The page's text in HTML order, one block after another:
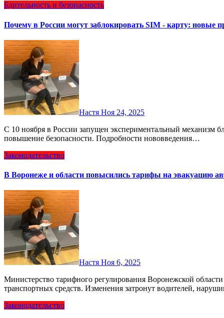
Бдительность и безопасность
Почему в России могут заблокировать SIM ‑ карту: новые
Настя Ноя 24, 2025
С 10 ноября в России запущен экспериментальный механизм блокировки SIM‑карт — мера, направленная на
повышение безопасности. Подробности нововведения…
Законодательство
В Воронеже и области повысились тарифы на эвакуацию
Настя Ноя 6, 2025
Министерство тарифного регулирования Воронежской области утвердило новые расценки на эвакуацию
транспортных средств. Изменения затронут водителей,
Законодательство